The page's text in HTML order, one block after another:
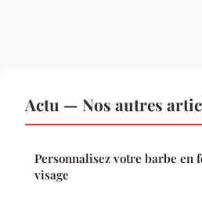
Actu — Nos autres
Personnalisez votre barbe en
visage